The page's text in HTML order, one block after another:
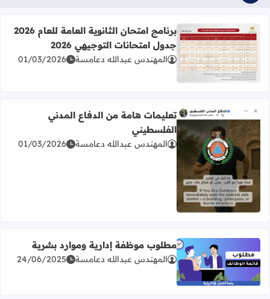
اقرأ المزيد عن برنامج امتحان الثانوية العامة للعام 2026 جدول امتحانات التوجيهي 2026
برنامج امتحان الثانوية العامة للعام 2026
جدول امتحانات التوجيهي 2026
المهندس عبدالله دعامسة 01/03/2026
اقرأ المزيد عن تعليمات هامة من الدفاع المدني الفلسطيني
تعليمات هامة من الدفاع المدني
الفلسطيني
المهندس عبدالله دعامسة 01/03/2026
اقرأ المزيد عن مطلوب موظفة إدارية وموارد بشرية
مطلوب موظفة إدارية وموارد بشرية
المهندس عبدالله دعامسة 24/06/2025